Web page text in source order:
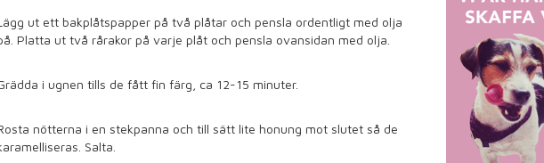
ut ett bakplåtspapper på två plåtar och pensla ordentligt med olja
Platta ut två rårakor på varje plåt och pensla ovansidan med olja.
i ugnen tills de fått fin färg, ca 12-15 minuter.
nötterna i en stekpanna och till sätt lite honung mot slutet så de
Salta.